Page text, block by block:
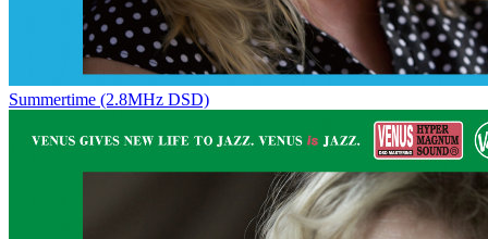
Summertime (2.8MHz DSD)